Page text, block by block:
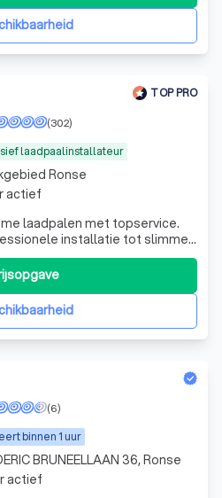
TOP PRO
laadpaalinstallateur
(302)
laadpalen met topservice.
installatie tot slimme
Persoonlijk, kwalitatief en
Ronse
actief
binnen 1 uur
(6)
BRUNEELLAAN 36, Ronse
actief